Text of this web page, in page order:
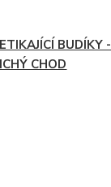
BUDÍKY -
CHOD